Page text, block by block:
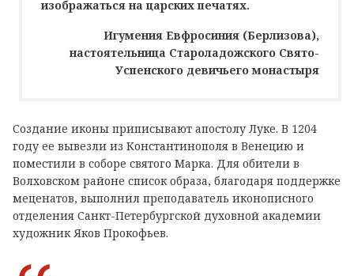
изображаться на царских печатях.
Игумения Евфросиния (Берлизова),
настоятельница Староладожского Свято-
Успенского девичьего монастыря
Создание иконы приписывают апостолу Луке. В 1204
году ее вывезли из Константинополя в Венецию и
поместили в соборе святого Марка. Для обители в
Волховском районе список образа, благодаря поддержке
меценатов, выполнил преподаватель иконописного
отделения Санкт-Петербургской духовной академии
художник Яков Прокофьев.